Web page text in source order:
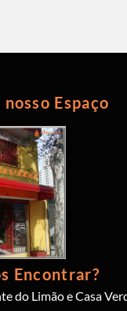
Espaço
Encontrar?
do Limão e Casa